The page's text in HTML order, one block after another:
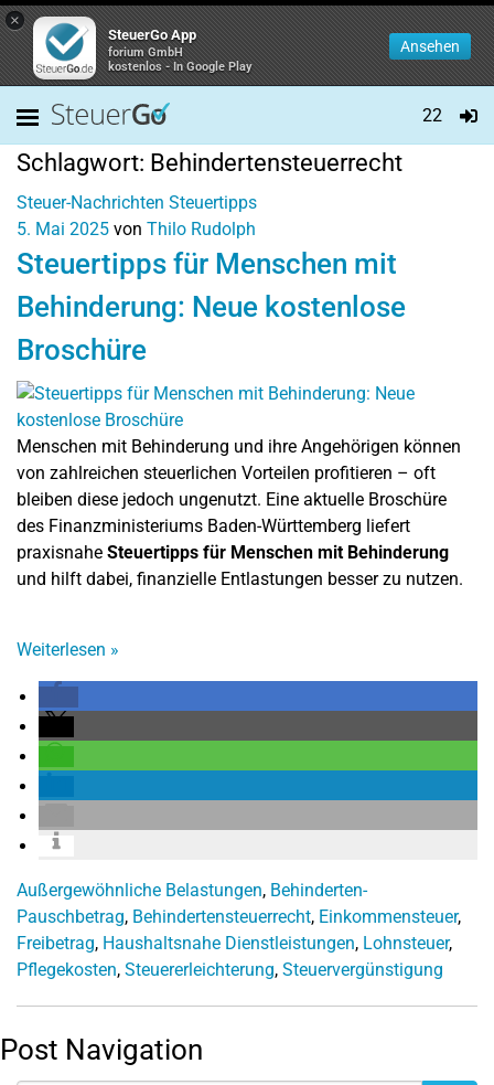
×
SteuerGo App
forium GmbH
kostenlos - In Google Play
Ansehen
22
Schlagwort: Behindertensteuerrecht
Steuer-Nachrichten Steuertipps
5. Mai 2025 von Thilo Rudolph
Steuertipps für Menschen mit
Behinderung: Neue kostenlose
Broschüre
Menschen mit Behinderung und ihre Angehörigen können
von zahlreichen steuerlichen Vorteilen profitieren – oft
bleiben diese jedoch ungenutzt. Eine aktuelle Broschüre
des Finanzministeriums Baden-Württemberg liefert
praxisnahe Steuertipps für Menschen mit Behinderung
und hilft dabei, finanzielle Entlastungen besser zu nutzen.
Weiterlesen »
Außergewöhnliche Belastungen, Behinderten-
Pauschbetrag, Behindertensteuerrecht, Einkommensteuer,
Freibetrag, Haushaltsnahe Dienstleistungen, Lohnsteuer,
Pflegekosten, Steuererleichterung, Steuervergünstigung
Post Navigation